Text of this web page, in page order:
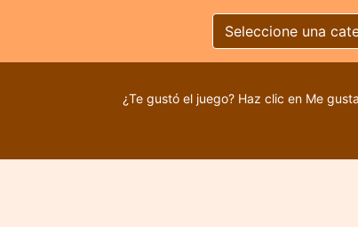
Seleccione una
¿Te gustó el juego? Haz clic en Me